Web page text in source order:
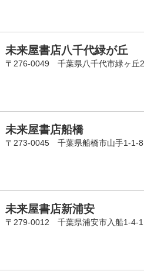
未来屋書店八千代緑が丘
〒276-0049 千葉県八千代市緑ヶ丘
未来屋書店船橋
〒273-0045 千葉県船橋市山手1-1-8
未来屋書店新浦安
〒279-0012 千葉県浦安市入船1-4-1